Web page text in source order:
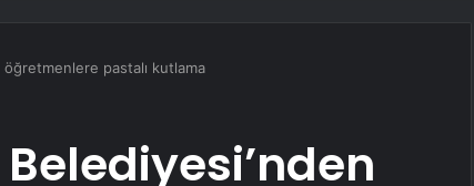
öğretmenlere pastalı kutlama